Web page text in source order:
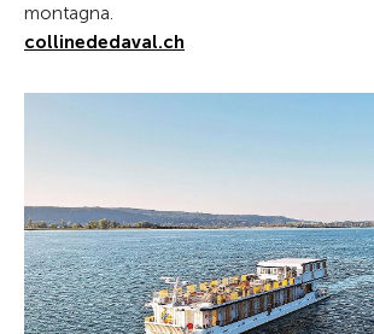
montagna.
collinededaval.ch